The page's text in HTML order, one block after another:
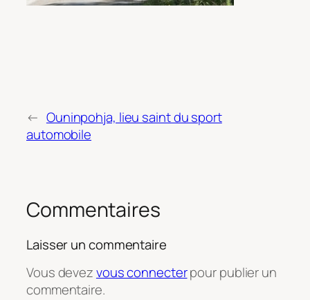
← Ouninpohja, lieu saint du sport
automobile
Commentaires
Laisser un commentaire
Vous devezvous connecterpour publier un
commentaire.